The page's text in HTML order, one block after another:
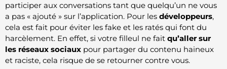
participer aux conversations tant que quelqu’un ne vous
a pas « ajouté » sur l’application. Pour les développeurs,
cela est fait pour éviter les fake et les ratés qui font du
harcèlement. En effet, si votre filleul ne fait qu’aller sur
les réseaux sociaux pour partager du contenu haineux
et raciste, cela risque de se retourner contre vous.